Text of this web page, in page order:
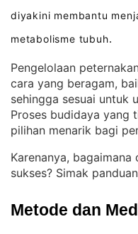
diyakini membantu
metabolisme tubuh.
Pengelolaan
cara yang beragam,
sehingga sesuai untuk
Proses budidaya yang
pilihan menarik bagi
Karenanya,
sukses? Simak
Metode dan